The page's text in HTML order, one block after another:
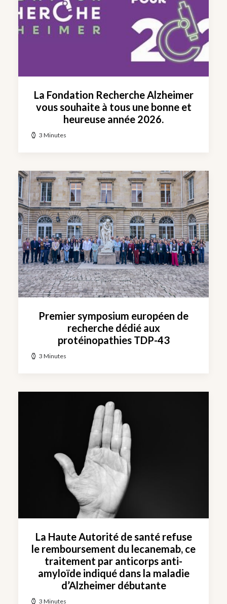
La Fondation Recherche Alzheimer
vous souhaite à tous une bonne et
heureuse année 2026.
3 Minutes
Premier symposium européen de
recherche dédié aux
protéinopathies TDP-43
3 Minutes
La Haute Autorité de santé refuse
le remboursement du lecanemab, ce
traitement par anticorps anti-
amyloïde indiqué dans la maladie
d’Alzheimer débutante
3 Minutes